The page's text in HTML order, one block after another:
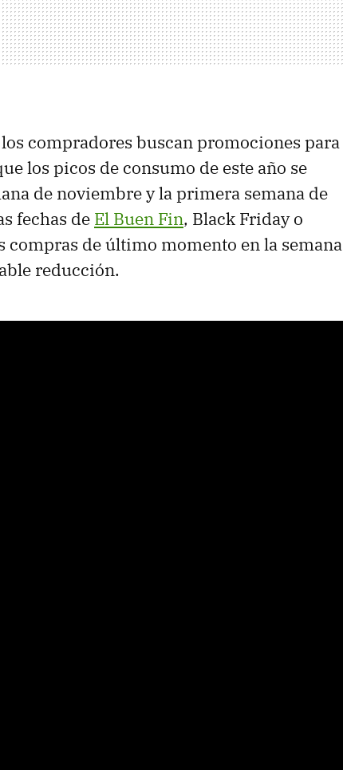
compradores buscan promociones para
los picos de consumo de este año se
de noviembre y la primera semana de
fechas de El Buen Fin, Black Friday o
compras de último momento en la semana
reducción.